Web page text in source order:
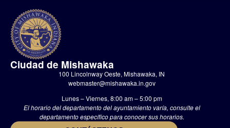
Ciudad de Mishawaka
100 Lincolnway Oeste, Mishawaka, IN
webmaster@mishawaka.in.gov
Lunes – Viernes, 8:00 am – 5:00 pm
El horario del departamento del ayuntamiento varía, consulte el
departamento específico para conocer sus horarios.